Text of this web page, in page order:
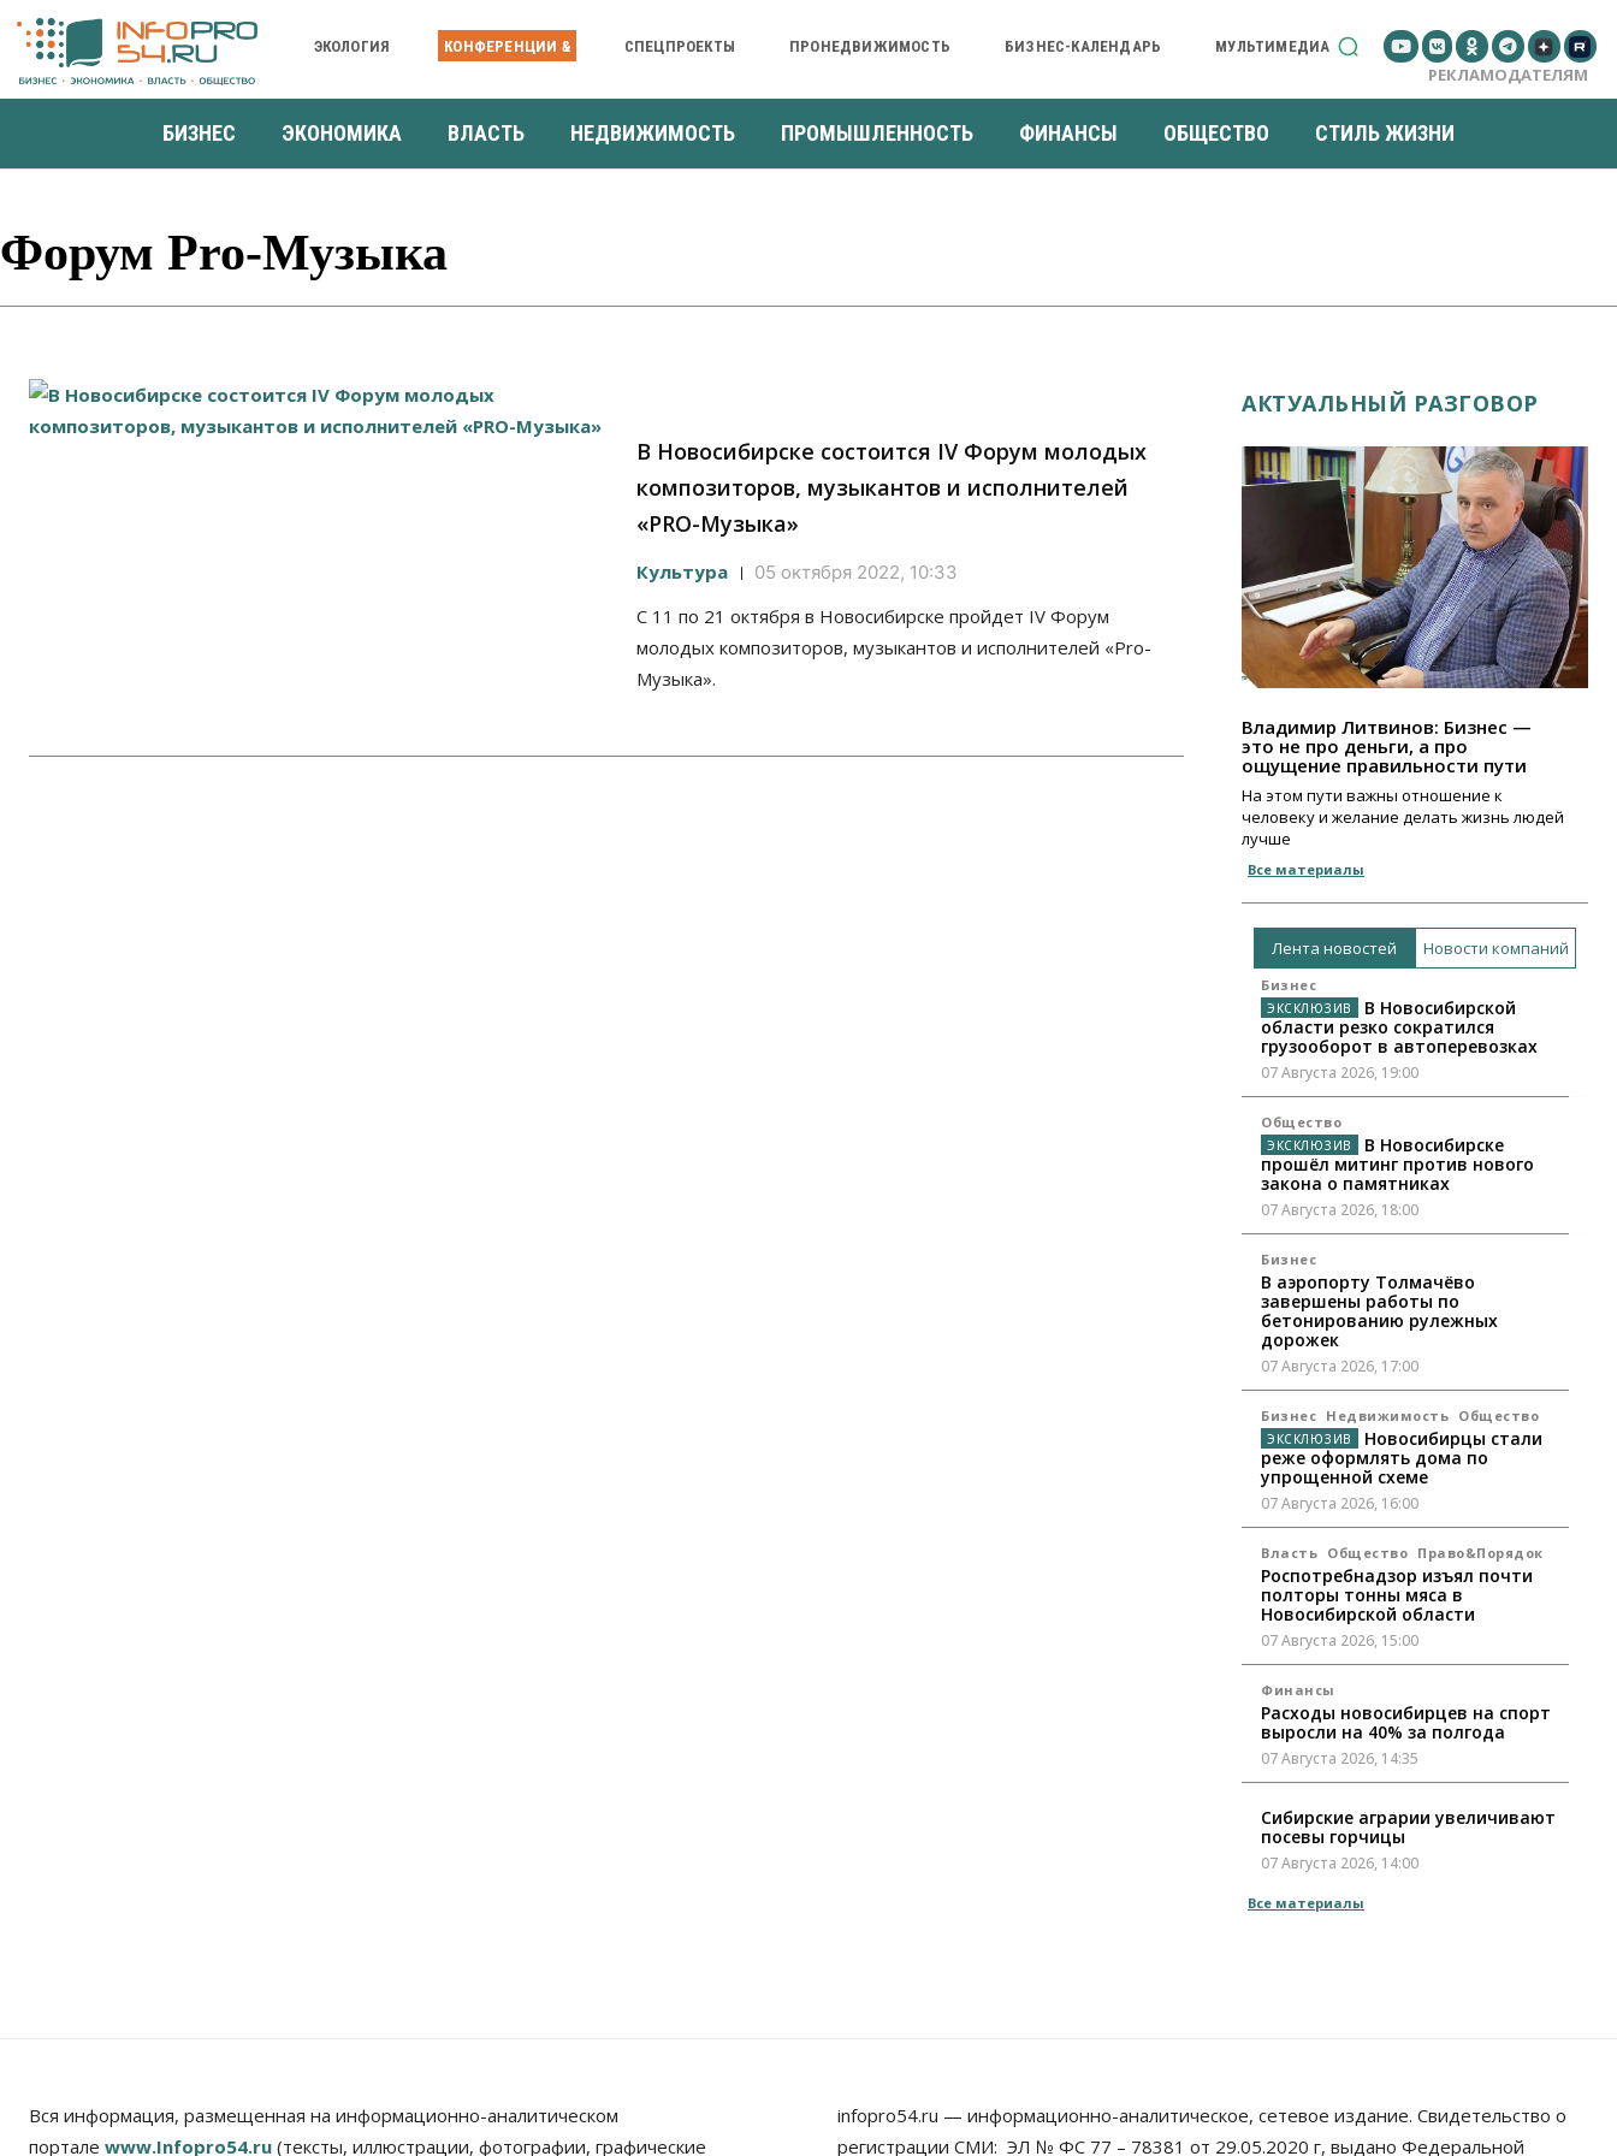
ЭКОЛОГИЯ КОНФЕРЕНЦИИ & СПЕЦПРОЕКТЫ ПРОНЕДВИЖИМОСТЬ БИЗНЕС-КАЛЕНДАРЬ МУЛЬТИМЕДИА
РЕКЛАМОДАТЕЛЯМ
БИЗНЕС ЭКОНОМИКА ВЛАСТЬ НЕДВИЖИМОСТЬ ПРОМЫШЛЕННОСТЬ ФИНАНСЫ ОБЩЕСТВО СТИЛЬ ЖИЗНИ
Форум Pro-Музыка
В Новосибирске состоится IV Форум молодых
композиторов, музыкантов и исполнителей
«PRO-Музыка»
Культура 05 октября 2022, 10:33
С 11 по 21 октября в Новосибирске пройдет IV Форум
молодых композиторов, музыкантов и исполнителей «Pro-
Музыка».
АКТУАЛЬНЫЙ РАЗГОВОР
Владимир Литвинов: Бизнес —
это не про деньги, а про
ощущение правильности пути
На этом пути важны отношение к
человеку и желание делать жизнь людей
лучше
Все материалы
Лента новостей Новости компаний
Бизнес
В Новосибирской
области резко сократился
грузооборот в автоперевозках
07 Августа 2026, 19:00
Общество
В Новосибирске
прошёл митинг против нового
закона о памятниках
07 Августа 2026, 18:00
Бизнес
В аэропорту Толмачёво
завершены работы по
бетонированию рулежных
дорожек
07 Августа 2026, 17:00
Бизнес Недвижимость Общество
Новосибирцы стали
реже оформлять дома по
упрощенной схеме
07 Августа 2026, 16:00
Власть Общество Право&Порядок
Роспотребнадзор изъял почти
полторы тонны мяса в
Новосибирской области
07 Августа 2026, 15:00
Финансы
Расходы новосибирцев на спорт
выросли на 40% за полгода
07 Августа 2026, 14:35
Сибирские аграрии увеличивают
посевы горчицы
07 Августа 2026, 14:00
Власть
«поставили машины на прикол»
07 Августа 2026, 13:00
Все материалы
Вся информация, размещенная на информационно-аналитическом
портале www.Infopro54.ru (тексты, иллюстрации, фотографии, графические
infopro54.ru — информационно-аналитическое, сетевое издание. Свидетельство о
регистрации СМИ: ЭЛ № ФС 77 – 78381 от 29.05.2020 г, выдано Федеральной